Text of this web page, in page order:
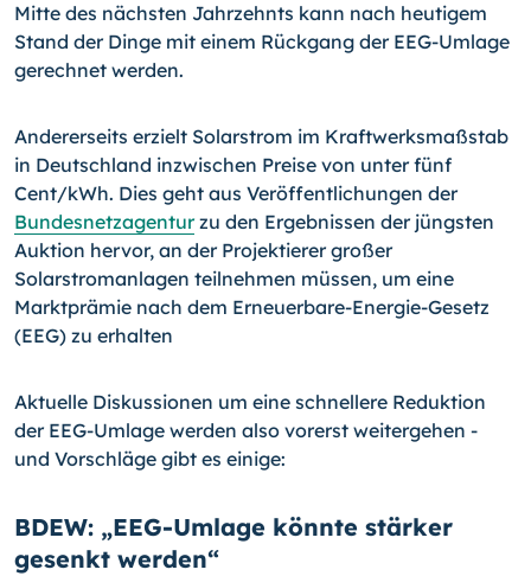
Mitte des nächsten Jahrzehnts kann nach heutigem
Stand der Dinge mit einem Rückgang der EEG-Umlage
gerechnet werden.
Andererseits erzielt Solarstrom im Kraftwerksmaßstab
in Deutschland inzwischen Preise von unter fünf
Cent/kWh. Dies geht aus Veröffentlichungen der
Bundesnetzagenturzu den Ergebnissen der jüngsten
Auktion hervor, an der Projektierer großer
Solarstromanlagen teilnehmen müssen, um eine
Marktprämie nach dem Erneuerbare-Energie-Gesetz
(EEG) zu erhalten
Aktuelle Diskussionen um eine schnellere Reduktion
der EEG-Umlage werden also vorerst weitergehen -
und Vorschläge gibt es einige:
BDEW: „EEG-Umlage könnte stärker
gesenkt werden“